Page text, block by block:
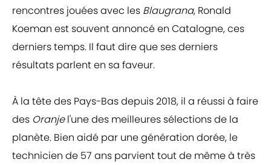
rencontres jouées avec les Blaugrana, Ronald
Koeman est souvent annoncé en Catalogne, ces
derniers temps. Il faut dire que ses derniers
résultats parlent en sa faveur.
À la tête des Pays-Bas depuis 2018, il a réussi à faire
des Oranjel'une des meilleures sélections de la
planète. Bien aidé par une génération dorée, le
technicien de 57 ans parvient tout de même à très